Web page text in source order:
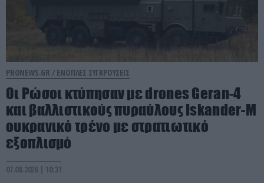
PRONEWS.GR / ΕΝΟΠΛΕΣ ΣΥΓΚΡΟΥΣΕΙΣ
Οι Ρώσοι κτύπησαν με drones Geran-4
και βαλλιστικούς πυραύλους Iskander-M
ουκρανικό τρένο με στρατιωτικό
εξοπλισμό
07.08.2026 | 10:31